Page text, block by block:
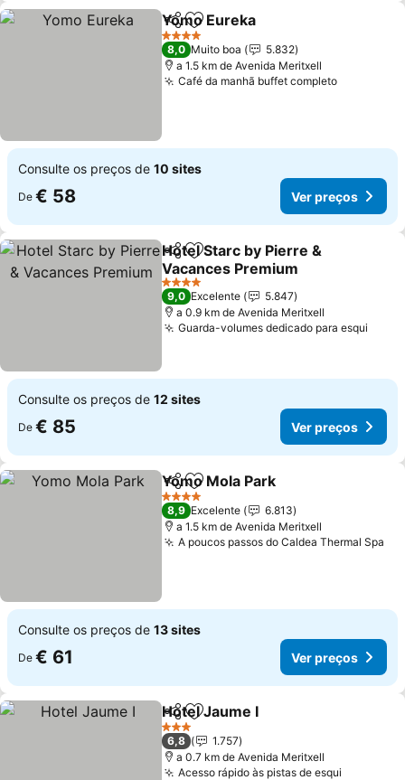
PartilharAdicionar aos favoritos
Yomo Eureka
4 Estrelas
8,0 Muito boa
5.832
a 1.5 km de Avenida Meritxell
Café da manhã buffet completoVer
Consulte os preços de 10 sites
De € 58 Ver preços
PartilharAdicionar aos favoritos
Hotel Starc by Pierre &
Vacances Premium
Ver preços
4 Estrelas
9,0 Excelente
5.847
a 0.9 km de Avenida Meritxell
Guarda-volumes dedicado para esqui
Consulte os preços de 12 sites
De € 85 Ver preços
PartilharAdicionar aos favoritos
Yomo Mola Park
4 Estrelas
8,9 Excelente
6.813
a 1.5 km de Avenida Meritxell
A poucos passos do Caldea Thermal Spa
Consulte os preços de 13 sites
De € 61 Ver preços
PartilharAdicionar aos favoritos
Hotel Jaume I
3 Estrelas
6,8
1.757
a 0.7 km de Avenida Meritxell
Acesso rápido às pistas de esqui